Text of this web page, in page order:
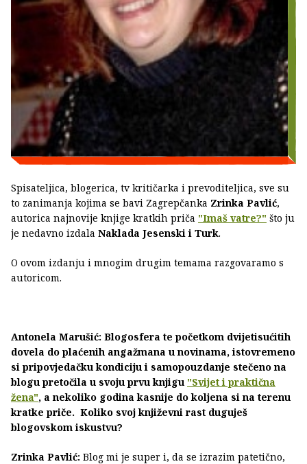
Spisateljica, blogerica, tv kritičarka i prevoditeljica, sve su
to zanimanja kojima se bavi Zagrepčanka Zrinka Pavlić,
autorica najnovije knjige kratkih priča "Imaš vatre?" što ju
je nedavno izdala Naklada Jesenski i Turk.
O ovom izdanju i mnogim drugim temama razgovaramo s
autoricom.
Antonela Marušić: Blogosfera te početkom dvijetisućitih
dovela do plaćenih angažmana u novinama, istovremeno
si pripovjedačku kondiciju i samopouzdanje stečeno na
blogu pretočila u svoju prvu knjigu "Svijet i praktična
žena", a nekoliko godina kasnije do koljena si na terenu
kratke priče. Koliko svoj književni rast duguješ
blogovskom iskustvu?
Zrinka Pavlić: Blog mi je super i, da se izrazim patetično,